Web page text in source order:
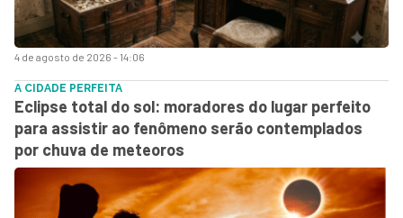
4 de agosto de 2026 - 14:06
A CIDADE PERFEITA
Eclipse total do sol: moradores do lugar perfeito
para assistir ao fenômeno serão contemplados
por chuva de meteoros